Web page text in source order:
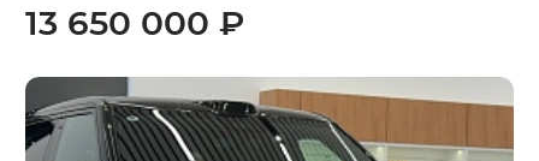
13 650 000 ₽